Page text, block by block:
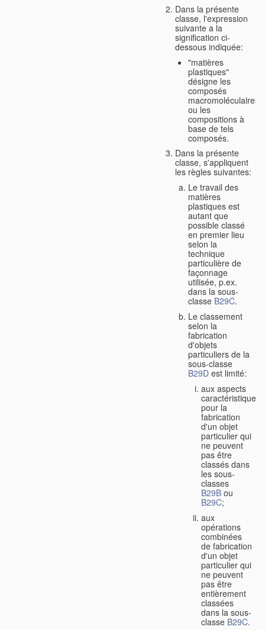
Dans la présente
classe, l'expression
suivante a la
signification ci-
dessous indiquée:
"matières
plastiques"
désigne les
composés
macromoléculaires
ou les
compositions à
base de tels
composés.
Dans la présente
classe, s'appliquent
les règles suivantes:
Le travail des
matières
plastiques est
autant que
possible classé
en premier lieu
selon la
technique
particulière de
façonnage
utilisée, p.ex.
dans la sous-
classe B29C.
Le classement
selon la
fabrication
d'objets
particuliers de la
sous-classe
B29D est limité:
aux aspects
caractéristiques
pour la
fabrication
d'un objet
particulier qui
ne peuvent
pas être
classés dans
les sous-
classes
B29B ou
B29C;
aux
opérations
combinées
de fabrication
d'un objet
particulier qui
ne peuvent
pas être
entièrement
classées
dans la sous-
classe B29C.